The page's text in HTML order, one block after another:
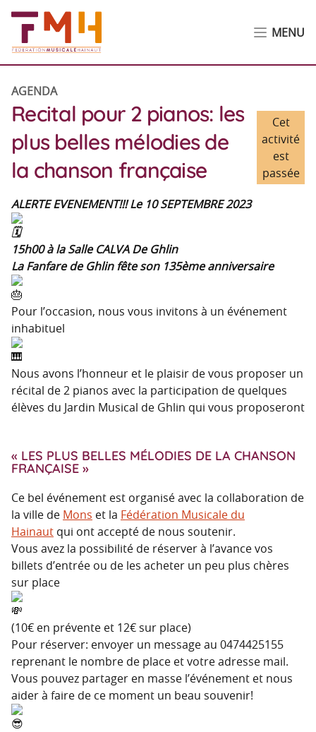
MENU
AGENDA
Recital pour 2 pianos: les
plus belles mélodies de
la chanson française
Cet
activité
est
passée
ALERTE EVENEMENT!!! Le 10 SEPTEMBRE 2023
15h00 à la Salle CALVA De Ghlin
La Fanfare de Ghlin fête son 135ème anniversaire
Pour l’occasion, nous vous invitons à un événement
inhabituel
Nous avons l’honneur et le plaisir de vous proposer un
récital de 2 pianos avec la participation de quelques
élèves du Jardin Musical de Ghlin qui vous proposeront
« LES PLUS BELLES MÉLODIES DE LA CHANSON
FRANÇAISE »
Ce bel événement est organisé avec la collaboration de
la ville de Mons et la Fédération Musicale du
Hainaut qui ont accepté de nous soutenir.
Vous avez la possibilité de réserver à l’avance vos
billets d’entrée ou de les acheter un peu plus chères
sur place
(10€ en prévente et 12€ sur place)
Pour réserver: envoyer un message au 0474425155
reprenant le nombre de place et votre adresse mail.
Vous pouvez partager en masse l’événement et nous
aider à faire de ce moment un beau souvenir!